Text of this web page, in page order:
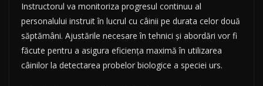
Instructorul va monitoriza progresul continuu al
personalului instruit în lucrul cu câinii pe durata celor două
săptămâni. Ajustările necesare în tehnici și abordări vor fi
făcute pentru a asigura eficiența maximă în utilizarea
câinilor la detectarea probelor biologice a speciei urs.